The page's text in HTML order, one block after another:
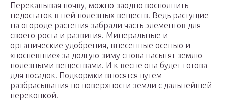
Перекапывая почву, можно заодно восполнить
недостаток в ней полезных веществ. Ведь растущие
на огороде растения забрали часть элементов для
своего роста и развития. Минеральные и
органические удобрения, внесенные осенью и
«поспевшие» за долгую зиму снова насытят землю
полезными веществами. И к весне она будет готова
для посадок. Подкормки вносятся путем
разбрасывания по поверхности земли с дальнейшей
перекопкой.